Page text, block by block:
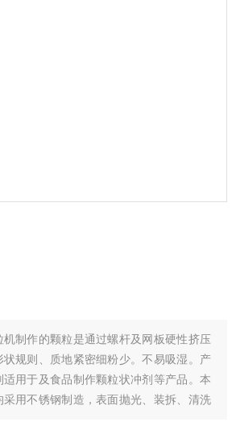
机制作的颗粒是通过螺杆及网板硬性挤压
规则、质地紧密细粉少。不易吸湿。产
用于及食品制作颗粒状冲剂等产品。本
用不锈钢制造，表面抛光、装拆、清洗